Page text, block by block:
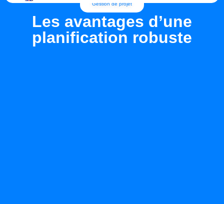
Gestion de projet
Les avantages d’une
planification robuste